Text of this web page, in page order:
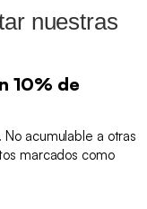
nuestras
10% de
acumulable a otras
marcados como